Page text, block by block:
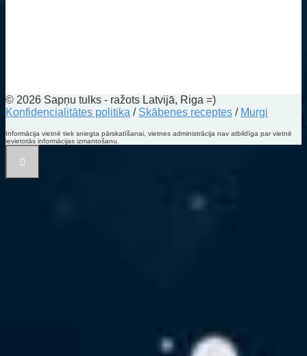
© 2026 Sapņu tulks - ražots Latvijā, Riga =)
Konfidencialitātes politika / Skābenes receptes / Murgi
Informācija vietnē tiek sniegta pārskatīšanai, vietnes administrācija nav atbildīga par vietnē
ievietotās informācijas izmantošanu.